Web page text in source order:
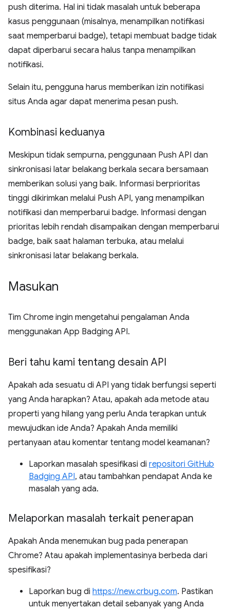
push diterima. Hal ini tidak masalah untuk beberapa
kasus penggunaan (misalnya, menampilkan notifikasi
saat memperbarui badge), tetapi membuat badge tidak
dapat diperbarui secara halus tanpa menampilkan
notifikasi.
Selain itu, pengguna harus memberikan izin notifikasi
situs Anda agar dapat menerima pesan push.
Kombinasi keduanya
Meskipun tidak sempurna, penggunaan Push API dan
sinkronisasi latar belakang berkala secara bersamaan
memberikan solusi yang baik. Informasi berprioritas
tinggi dikirimkan melalui Push API, yang menampilkan
notifikasi dan memperbarui badge. Informasi dengan
prioritas lebih rendah disampaikan dengan memperbarui
badge, baik saat halaman terbuka, atau melalui
sinkronisasi latar belakang berkala.
Masukan
Tim Chrome ingin mengetahui pengalaman Anda
menggunakan App Badging API.
Beri tahu kami tentang desain API
Apakah ada sesuatu di API yang tidak berfungsi seperti
yang Anda harapkan? Atau, apakah ada metode atau
properti yang hilang yang perlu Anda terapkan untuk
mewujudkan ide Anda? Apakah Anda memiliki
pertanyaan atau komentar tentang model keamanan?
Laporkan masalah spesifikasi di repositori GitHub
Badging API, atau tambahkan pendapat Anda ke
masalah yang ada.
Melaporkan masalah terkait penerapan
Apakah Anda menemukan bug pada penerapan
Chrome? Atau apakah implementasinya berbeda dari
spesifikasi?
Laporkan bug di https://new.crbug.com. Pastikan
untuk menyertakan detail sebanyak yang Anda